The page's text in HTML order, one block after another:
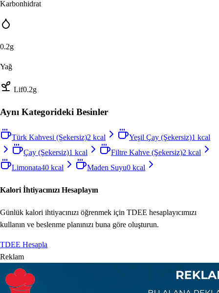
Karbonhidrat
0.2g
Yağ
Lif0.2g
Aynı Kategorideki Besinler
Türk Kahvesi (Şekersiz)2 kcal Yeşil Çay (Şekersiz)1 kcal
Çay (Şekersiz)1 kcal Filtre Kahve (Şekersiz)2 kcal
Limonata40 kcal Maden Suyu0 kcal
Kalori İhtiyacınızı Hesaplayın
Günlük kalori ihtiyacınızı öğrenmek için TDEE hesaplayıcımızı
kullanın ve beslenme planınızı buna göre oluşturun.
TDEE Hesapla
Reklam